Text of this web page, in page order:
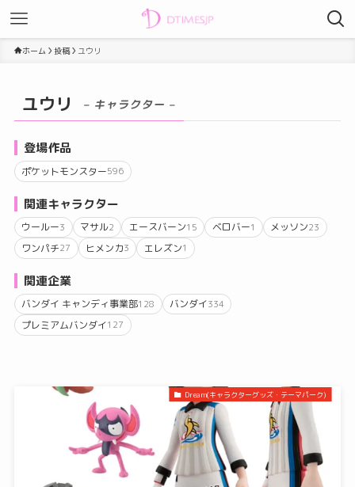
ホーム 投稿 ユウリ
ユウリ – キャラクター –
登場作品
ポケットモンスター596
関連キャラクター
ウールー3 マサル2 エースバーン15 ベロバー1 メッソン23
ワンパチ27 ヒメンカ3 エレズン1
関連企業
バンダイ キャンディ事業部128 バンダイ334
プレミアムバンダイ127
Dream(キャラクターグッズ・テーマパーク)